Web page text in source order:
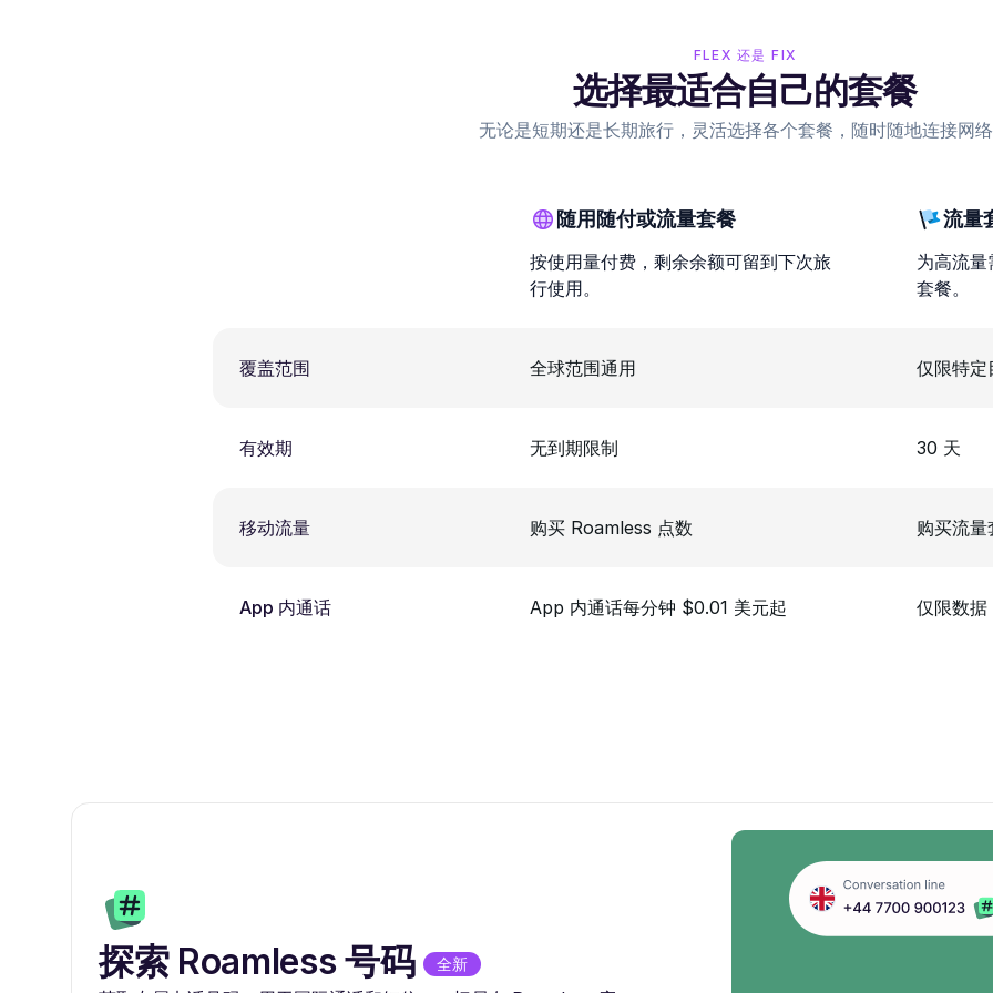
FLEX 还是 FIX
选择最适合自己的套餐
无论是短期还是长期旅行，灵活选择各个套餐，随时随地连接网
随用随付或流量套餐
按使用量付费，剩余余额可留到下次旅
行使用。
流量
为高流
套餐。
覆盖范围 全球范围通用 仅限特定
有效期 无到期限制 30 天
移动流量 购买 Roamless 点数 购买流量
App 内通话 App 内通话每分钟 $0.01 美元起 仅限数据
探索 Roamless 号码 全新